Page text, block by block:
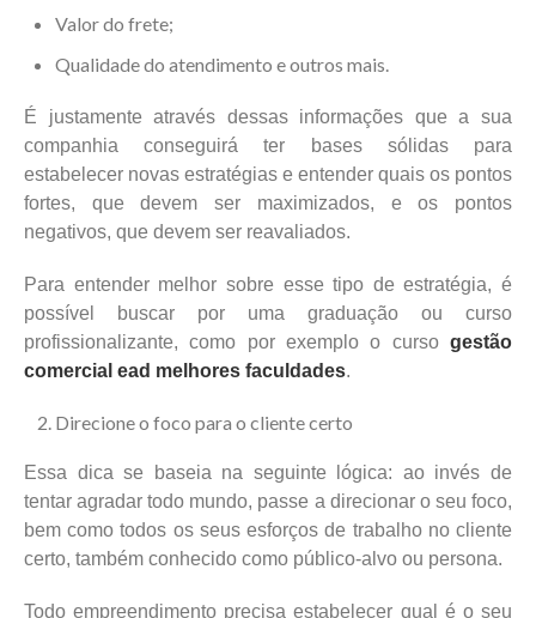
Valor do frete;
Qualidade do atendimento e outros mais.
É justamente através dessas informações que a sua
companhia conseguirá ter bases sólidas para
estabelecer novas estratégias e entender quais os pontos
fortes, que devem ser maximizados, e os pontos
negativos, que devem ser reavaliados.
Para entender melhor sobre esse tipo de estratégia, é
possível buscar por uma graduação ou curso
profissionalizante, como por exemplo o curso gestão
comercial ead melhores faculdades.
Direcione o foco para o cliente certo
Essa dica se baseia na seguinte lógica: ao invés de
tentar agradar todo mundo, passe a direcionar o seu foco,
bem como todos os seus esforços de trabalho no cliente
certo, também conhecido como público-alvo ou persona.
Todo empreendimento precisa estabelecer qual é o seu